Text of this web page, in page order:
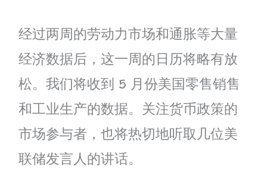
经过两周的劳动力市场和通胀等大量
经济数据后，这一周的日历将略有放
松。我们将收到 5 月份美国零售销售
和工业生产的数据。关注货币政策的
市场参与者，也将热切地听取几位美
联储发言人的讲话。